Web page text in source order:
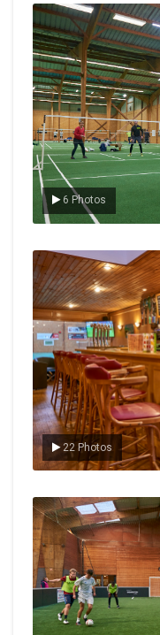
6 Photos
Le badminton
22 Photos
Le Club
Le foot en salle